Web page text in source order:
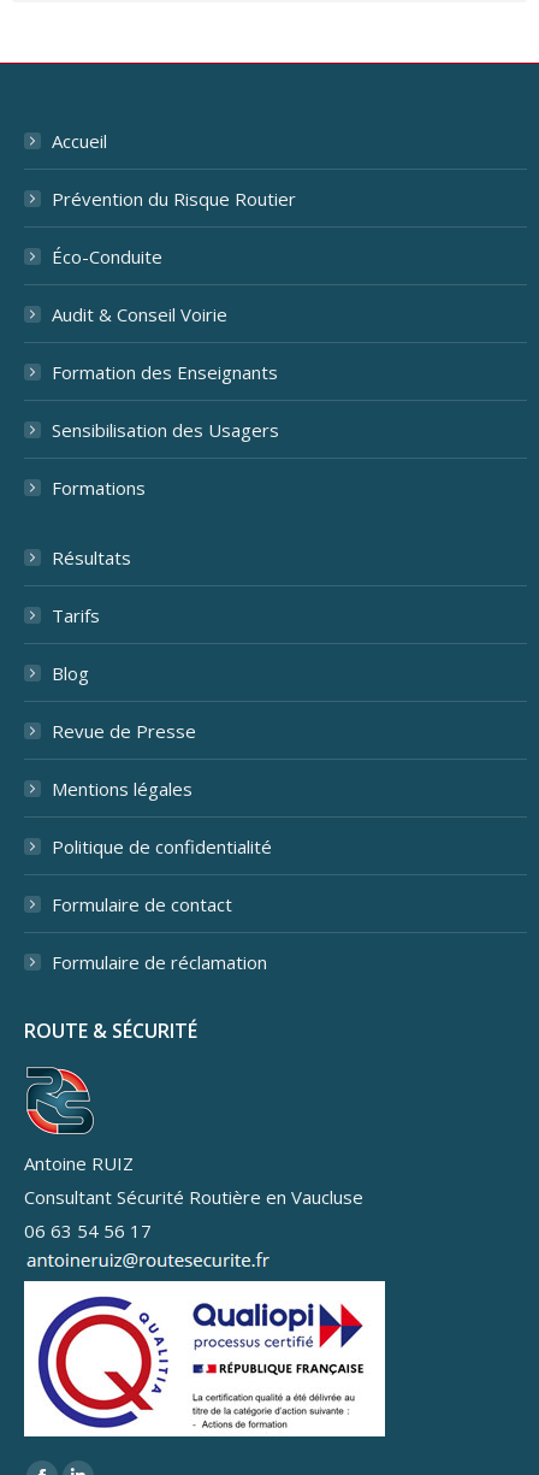
Accueil
Prévention du Risque Routier
Éco-Conduite
Audit & Conseil Voirie
Formation des Enseignants
Sensibilisation des Usagers
Formations
Résultats
Tarifs
Blog
Revue de Presse
Mentions légales
Politique de confidentialité
Formulaire de contact
Formulaire de réclamation
ROUTE & SÉCURITÉ
Antoine RUIZ
Consultant Sécurité Routière en Vaucluse
06 63 54 56 17